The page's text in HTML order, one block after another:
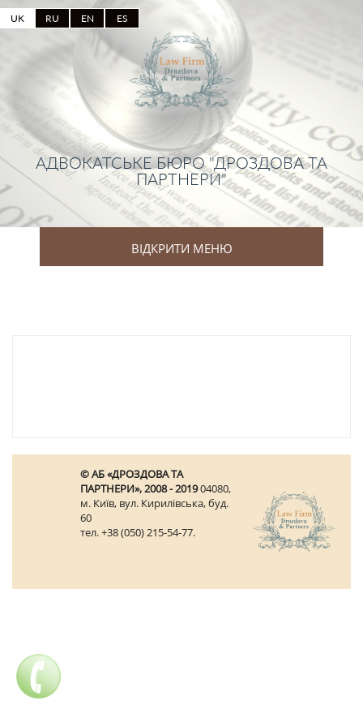
UK RU EN ES
АДВОКАТСЬКЕ БЮРО "ДРОЗДОВА ТА
ПАРТНЕРИ"
ВІДКРИТИ МЕНЮ
© АБ «ДРОЗДОВА ТА
ПАРТНЕРИ», 2008 - 201904080,
м. Київ, вул. Кирилівська, буд.
60
тел. +38 (050) 215-54-77.